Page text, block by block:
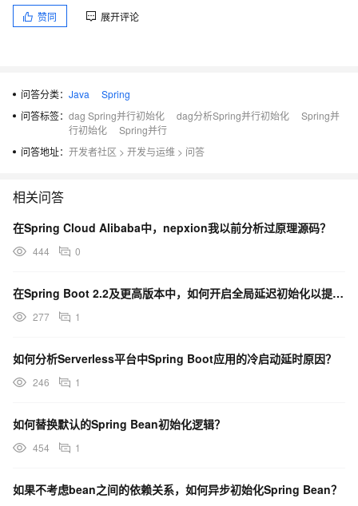
赞同 展开评论
问答分类： Java
Spring
问答标签： dag Spring并行初始化 dag分析Spring并行初始化
Spring并
行初始化
Spring并行
问答地址： 开发者社区 > 开发与运维 > 问答
相关问答
在Spring Cloud Alibaba中，nepxion我以前分析过原理源码？
444 0
在Spring Boot 2.2及更高版本中，如何开启全局延迟初始化以提高启动速度？
277 1
如何分析Serverless平台中Spring Boot应用的冷启动延时原因？
246 1
如何替换默认的Spring Bean初始化逻辑？
454 1
如果不考虑bean之间的依赖关系，如何异步初始化Spring Bean？